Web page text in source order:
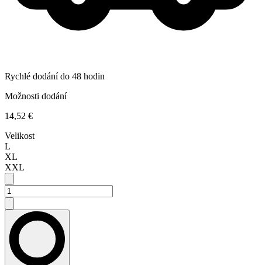
Rychlé dodání do 48 hodin
Možnosti dodání
14,52 €
Velikost
L
XL
XXL